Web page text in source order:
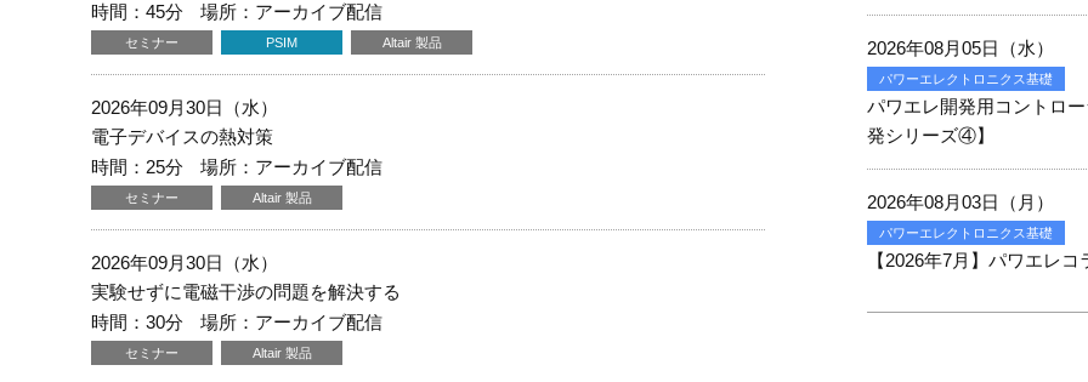
時間：45分
場所：アーカイブ配信
セミナー PSIM Altair 製品
2026年09月30日（水）
電子デバイスの熱対策
時間：25分
場所：アーカイブ配信
セミナー Altair 製品
2026年09月30日（水）
実験せずに電磁干渉の問題を解決する
時間：30分
場所：アーカイブ配信
セミナー Altair 製品
2026年08月05日（水）
パワーエレクトロニクス基礎
パワエレ開発用コントロ
発シリーズ④】
2026年08月03日（月）
パワーエレクトロニクス基礎
【2026年7月】パワエレ